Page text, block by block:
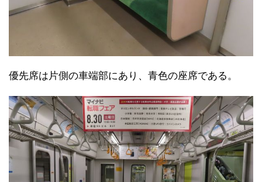
優先席は片側の車端部にあり、青色の座席である。